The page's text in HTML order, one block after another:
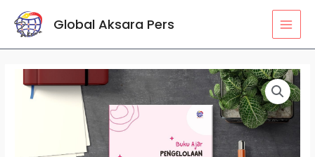
Lewati
Global Aksara Pers
Buku